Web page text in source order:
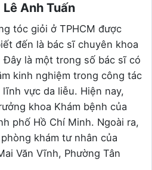
Anh Tuấn
tóc giỏi ở TPHCM được
đến là bác sĩ chuyên khoa
Đây là một trong số bác sĩ có
kinh nghiệm trong công tác
vực da liễu. Hiện nay,
khoa Khám bệnh của
phố Hồ Chí Minh. Ngoài ra,
khám tư nhân của
Văn Vĩnh, Phường Tân